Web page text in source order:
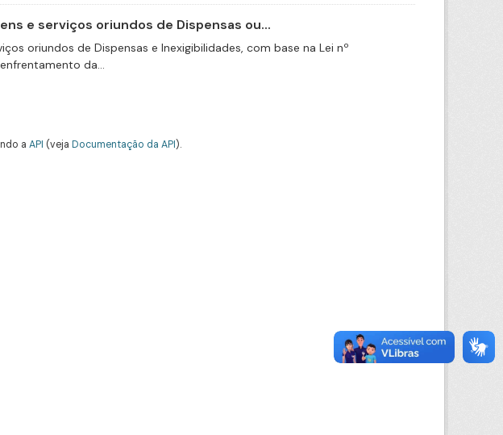
e serviços oriundos de Dispensas ou...
oriundos de Dispensas e Inexigibilidades, com base na Lei nº
da...
a API (veja Documentação da API).